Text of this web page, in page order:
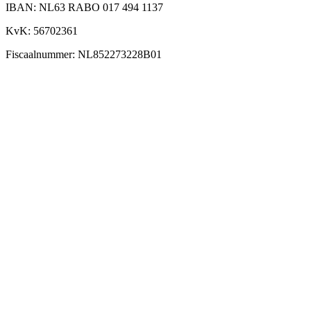
IBAN: NL63 RABO 017 494 1137
KvK: 56702361
Fiscaalnummer: NL852273228B01